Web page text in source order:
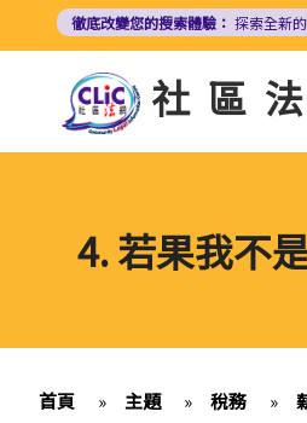
徹底改變您的搜索體驗： 探索全新
社區
4. 若果我不
首頁 » 主題 » 稅務 »